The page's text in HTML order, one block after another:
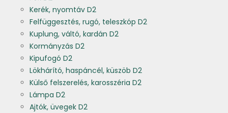
Kerék, nyomtáv D2
Felfüggesztés, rugó, teleszkóp D2
Kuplung, váltó, kardán D2
Kormányzás D2
Kipufogó D2
Lökhárító, haspáncél, küszöb D2
Külső felszerelés, karosszéria D2
Lámpa D2
Ajtók, üvegek D2